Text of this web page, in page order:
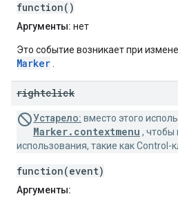
function()
Аргументы: нет
Это событие возникает при
Marker
rightclick
Устарело: вместо этого
Marker.contextmenu ,
использования, такие как Control-
function(event)
Аргументы: